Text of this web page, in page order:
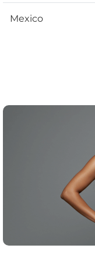
Mexico